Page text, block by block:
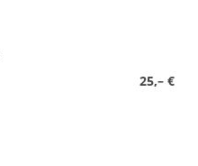
25,– €